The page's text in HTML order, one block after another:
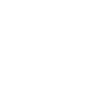
しょう。 ヨーク
にお問い合わせ